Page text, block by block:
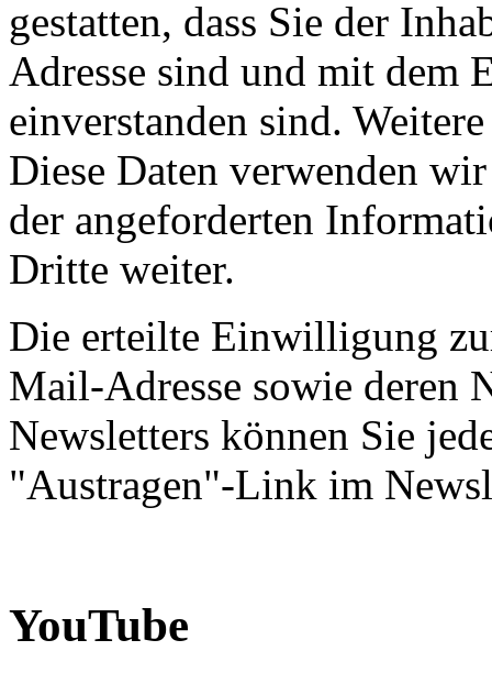
gestatten, dass Sie der
Adresse sind und mit dem
einverstanden sind.
Diese Daten verwenden
der angeforderten
Dritte weiter.
Die erteilte Einwilligung
Mail-Adresse sowie deren
Newsletters können Sie
"Austragen"-Link im
YouTube